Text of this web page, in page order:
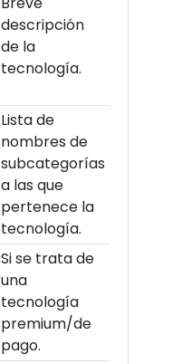
descripción
de la
tecnología.
Lista de
nombres de
subcategorías
a las que
pertenece la
tecnología.
Si se trata de
una
tecnología
premium/de
pago.